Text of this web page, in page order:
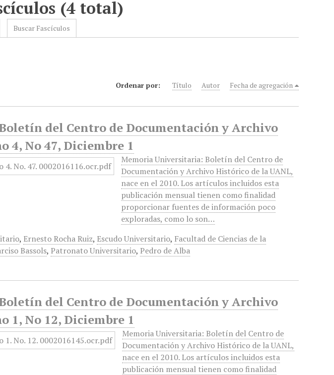
(4 total)
Buscar Fascículos
Ordenar por: Título Autor Fecha de agregación
del Centro de Documentación y Archivo
4, No 47, Diciembre 1
Memoria Universitaria: Boletín del Centro de
Documentación y Archivo Histórico de la UANL,
nace en el 2010. Los artículos incluidos esta
publicación mensual tienen como finalidad
proporcionar fuentes de información poco
exploradas, como lo son…
, Ernesto Rocha Ruiz, Escudo Universitario, Facultad de Ciencias de la
Bassols, Patronato Universitario, Pedro de Alba
del Centro de Documentación y Archivo
1, No 12, Diciembre 1
Memoria Universitaria: Boletín del Centro de
Documentación y Archivo Histórico de la UANL,
nace en el 2010. Los artículos incluidos esta
publicación mensual tienen como finalidad